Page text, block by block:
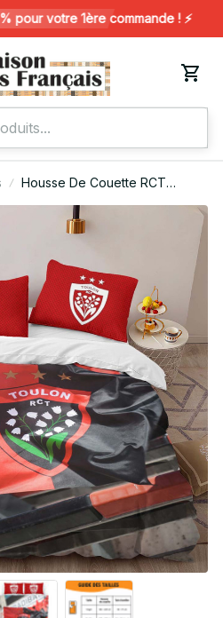
pour votre 1ère commande ! ⚡️
Housse De Couette RCT
Toulonnais Rugby Club 09
Parure de lit Ensemble De